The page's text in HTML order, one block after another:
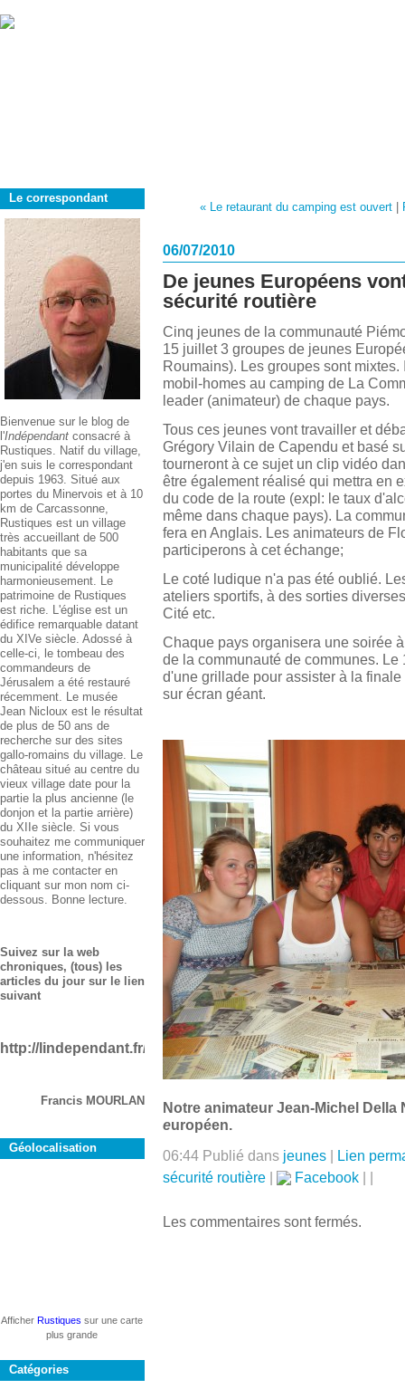
Le correspondant
Bienvenue sur le blog de
l'Indépendant consacré à
Rustiques. Natif du village,
j'en suis le correspondant
depuis 1963. Situé aux
portes du Minervois et à 10
km de Carcassonne,
Rustiques est un village
très accueillant de 500
habitants que sa
municipalité développe
harmonieusement. Le
patrimoine de Rustiques
est riche. L'église est un
édifice remarquable datant
du XIVe siècle. Adossé à
celle-ci, le tombeau des
commandeurs de
Jérusalem a été restauré
récemment. Le musée
Jean Nicloux est le résultat
de plus de 50 ans de
recherche sur des sites
gallo-romains du village. Le
château situé au centre du
vieux village date pour la
partie la plus ancienne (le
donjon et la partie arrière)
du XIIe siècle. Si vous
souhaitez me communiquer
une information, n'hésitez
pas à me contacter en
cliquant sur mon nom ci-
dessous. Bonne lecture.
Suivez sur la web
chroniques, (tous) les
articles du jour sur le lien
suivant
http://lindependant.fr/aude/rustiques
Francis MOURLAN
Géolocalisation
AfficherRustiques sur une carte
plus grande
Catégories
« Le retaurant du camping est ouvert
06/07/2010
De jeunes Européens
sécurité routière
Cinq jeunes de la communauté
15 juillet 3 groupes de jeunes
Roumains). Les groupes sont
mobil-homes au camping de La
leader (animateur) de chaque pays.
Tous ces jeunes vont travailler et
Grégory Vilain de Capendu et basé
tourneront à ce sujet un clip vidéo
être également réalisé qui mettra en
du code de la route (expl: le taux
même dans chaque pays). La
fera en Anglais. Les animateurs de
participerons à cet échange;
Le coté ludique n'a pas été oublié.
ateliers sportifs, à des sorties
Cité etc.
Chaque pays organisera une soirée
de la communauté de communes.
d'une grillade pour assister à la
sur écran géant.
Notre animateur Jean-Michel
européen.
06:44 Publié dans jeunes | Lien
sécurité routière | Facebook | |
Les commentaires sont fermés.